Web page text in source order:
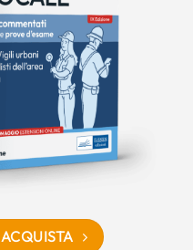
ACQUISTA